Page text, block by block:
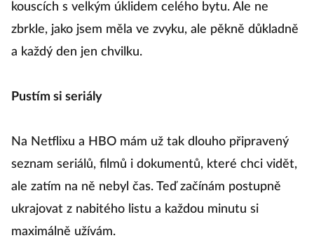
kouscích s velkým úklidem celého bytu. Ale ne
zbrkle, jako jsem měla ve zvyku, ale pěkně důkladně
a každý den jen chvilku.
Pustím si seriály
Na Netflixu a HBO mám už tak dlouho připravený
seznam seriálů, filmů i dokumentů, které chci vidět,
ale zatím na ně nebyl čas. Teď začínám postupně
ukrajovat z nabitého listu a každou minutu si
maximálně užívám.